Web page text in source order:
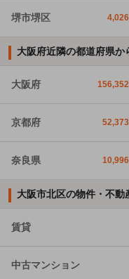
堺市堺区 4,026
大阪府近隣の都道府県か
大阪府 156,352
京都府 52,373
奈良県 10,996
大阪市北区の物件・不
賃貸
中古マンション